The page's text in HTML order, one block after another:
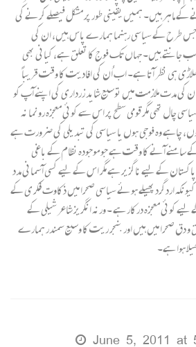
ماہر ہیں۔ ہمیں یقینی طور پر مشکل فیصلے کرنے کی
طرح کے سیاسی رہنما ہمارے پاس ہیں، ان کی
جانتے ہیں۔ جہاں تک فوج کا تعلق ہے، کیانی بھی
ہی نظر آتا ہے۔ اب اُن کی افادیت کا وقت قریباً
کی مدت ملازمت میں توسیع شاید زرداری کی اپنے آپ کو
چال تھی مگرقومی سطح پر اس سے کوئی معجزہ رونما نہ
چاہے وہ فوجی ہوں یا سیاسی کی تبدیلی کی ضرورت ہے
سامنے آنے کا وقت ہے جو موجودہ نظام کے باغی
کے لیے ناگزیر ہے مگر اس کے لیے کسی آسمانی مدد
اردگرد پھیلے ہوئے سیاسی صحرا میں ذکاوت فکر ی کے
کوئی معجزہ درکار ہے ۔ ورنہ انگریز شاعر شیلی کے
دق صحرا میں ہیں اور بنجر ریت کا وسیع سمندر ہمارے
ہوا ہے۔
June 5, 2011 at